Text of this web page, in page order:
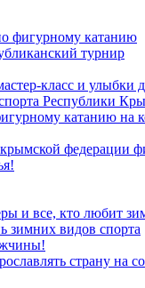
фигурному катанию
турнир
класс и улыбки
Республики
катанию на
федерации
и все, кто любит
зимних видов спорта
страну на